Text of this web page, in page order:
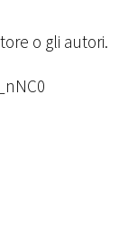
o gli autori.